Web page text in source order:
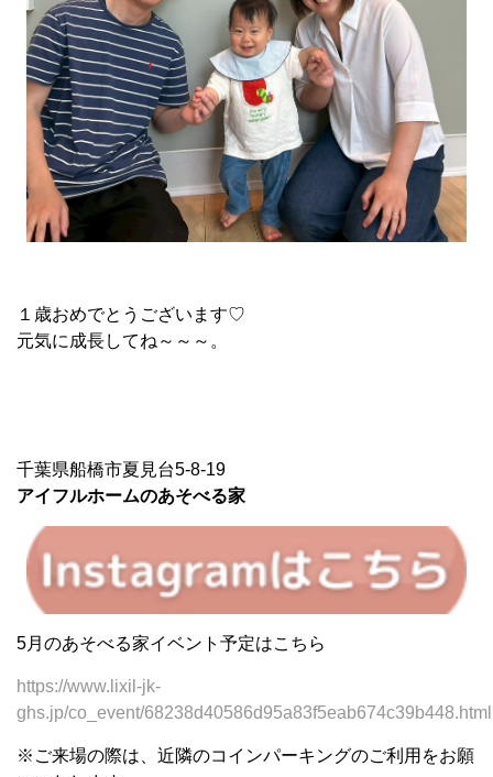
１歳おめでとうございます♡
元気に成長してね～～～。
千葉県船橋市夏見台5-8-19
アイフルホームのあそべる家
5月のあそべる家イベント予定はこちら
https://www.lixil-jk-
ghs.jp/co_event/68238d40586d95a83f5eab674c39b448.html
※ご来場の際は、近隣のコインパーキングのご利用をお願